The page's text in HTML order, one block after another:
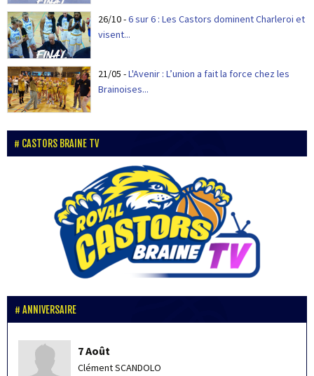
26/10-6 sur 6 : Les Castors dominent Charleroi et
visent...
21/05 -L'Avenir : L’union a fait la force chez les
Brainoises...
CASTORS BRAINE TV
ANNIVERSAIRE
7 Août
Clément SCANDOLO